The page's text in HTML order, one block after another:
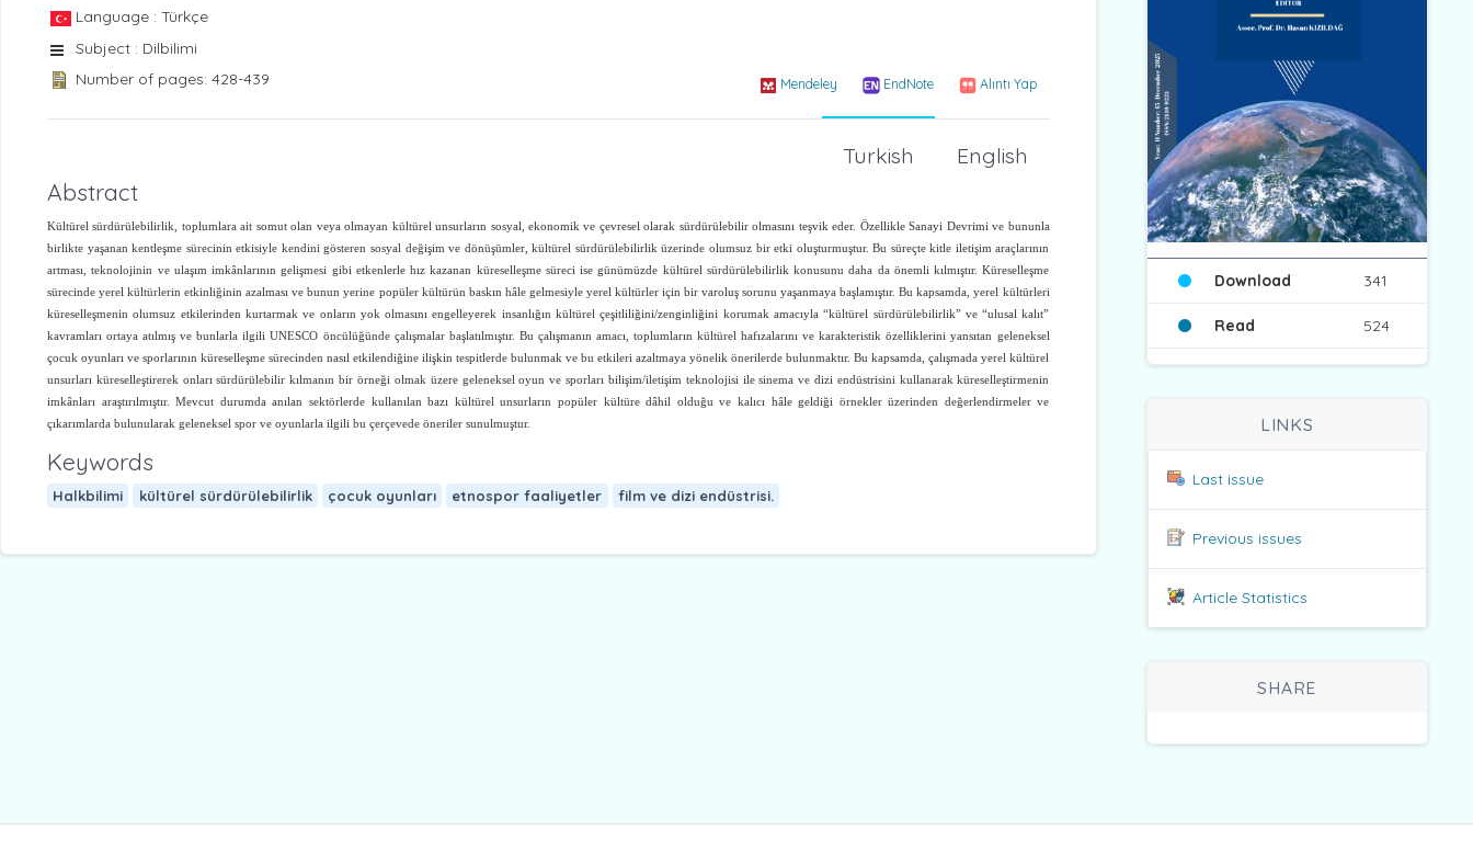
Language : Türkçe
Subject : Dilbilimi
Number of pages: 428-439
Mendeley EndNote Alıntı Yap
English
Turkish
Abstract
Kültürel sürdürülebilirlik, toplumlara ait somut olan veya olmayan kültürel unsurların sosyal, ekonomik ve çevresel olarak sürdürülebilir olmasını teşvik eder. Özellikle Sanayi Devrimi ve bununla
birlikte yaşanan kentleşme sürecinin etkisiyle kendini gösteren sosyal değişim ve dönüşümler, kültürel sürdürülebilirlik üzerinde olumsuz bir etki oluşturmuştur. Bu süreçte kitle iletişim araçlarının
artması, teknolojinin ve ulaşım imkânlarının gelişmesi gibi etkenlerle hız kazanan küreselleşme süreci ise günümüzde kültürel sürdürülebilirlik konusunu daha da önemli kılmıştır. Küreselleşme
sürecinde yerel kültürlerin etkinliğinin azalması ve bunun yerine popüler kültürün baskın hâle gelmesiyle yerel kültürler için bir varoluş sorunu yaşanmaya başlamıştır. Bu kapsamda, yerel kültürleri
küreselleşmenin olumsuz etkilerinden kurtarmak ve onların yok olmasını engelleyerek insanlığın kültürel çeşitliliğini/zenginliğini korumak amacıyla “kültürel sürdürülebilirlik” ve “ulusal kalıt”
kavramları ortaya atılmış ve bunlarla ilgili UNESCO öncülüğünde çalışmalar başlatılmıştır. Bu çalışmanın amacı, toplumların kültürel hafızalarını ve karakteristik özelliklerini yansıtan geleneksel
çocuk oyunları ve sporlarının küreselleşme sürecinden nasıl etkilendiğine ilişkin tespitlerde bulunmak ve bu etkileri azaltmaya yönelik önerilerde bulunmaktır. Bu kapsamda, çalışmada yerel kültürel
unsurları küreselleştirerek onları sürdürülebilir kılmanın bir örneği olmak üzere geleneksel oyun ve sporları bilişim/iletişim teknolojisi ile sinema ve dizi endüstrisini kullanarak küreselleştirmenin
imkânları araştırılmıştır. Mevcut durumda anılan sektörlerde kullanılan bazı kültürel unsurların popüler kültüre dâhil olduğu ve kalıcı hâle geldiği örnekler üzerinden değerlendirmeler ve
çıkarımlarda bulunularak geleneksel spor ve oyunlarla ilgili bu çerçevede öneriler sunulmuştur.
Keywords
Halkbilimi kültürel sürdürülebilirlik çocuk oyunları etnospor faaliyetler film ve dizi endüstrisi.
Download 341
Read 524
LINKS
Last issue
Previous issues
Article Statistics
SHARE